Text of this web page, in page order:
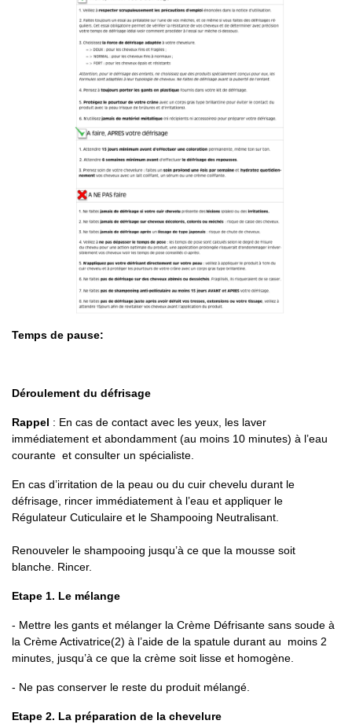
Temps de pause:
Déroulement du défrisage
Rappel : En cas de contact avec les yeux, les laver
immédiatement et abondamment (au moins 10 minutes) à l’eau
courante et consulter un spécialiste.
En cas d’irritation de la peau ou du cuir chevelu durant le
défrisage, rincer immédiatement à l’eau et appliquer le
Régulateur Cuticulaire et le Shampooing Neutralisant.
Renouveler le shampooing jusqu’à ce que la mousse soit
blanche. Rincer.
Etape 1. Le mélange
- Mettre les gants et mélanger la Crème Défrisante sans soude à
la Crème Activatrice(2) à l’aide de la spatule durant au moins 2
minutes, jusqu’à ce que la crème soit lisse et homogène.
- Ne pas conserver le reste du produit mélangé.
Etape 2. La préparation de la chevelure